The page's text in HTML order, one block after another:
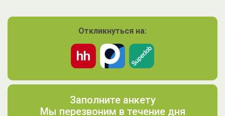
Откликнуться на:
Заполните анкету
Мы перезвоним в течение дня